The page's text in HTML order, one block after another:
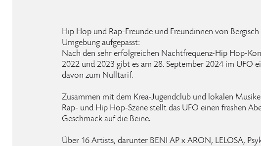
Hip Hop und Rap-Freunde und Freundinnen von
Umgebung aufgepasst:
Nach den sehr erfolgreichen Nachtfrequenz-Hip Hop-
2022 und 2023 gibt es am 28. September 2024 im UFO
davon zum Nulltarif.
Zusammen mit dem Krea-Jugendclub und lokalen
Rap- und Hip Hop-Szene stellt das UFO einen freshen
Geschmack auf die Beine.
Über 16 Artists, darunter BENI AP x ARON, LELOSA,